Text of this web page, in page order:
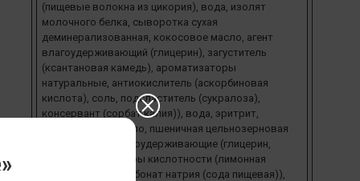
(пищевые волокна из цикория), вода, изолят
молочного белка, сыворотка сухая
деминерализованная, кокосовое масло, агент
влагоудерживающий (глицерин), загуститель
(ксантановая камедь), ароматизаторы
натуральные, антиокислитель (аскорбиновая
кислота), соль, подсластитель (сукралоза),
консервант (сорбат калия)), вода, эритрит,
растительное масло, пшеничная цельнозерновая
мука*, агенты влагоудерживающие (глицерин,
сорбит), регуляторы кислотности (лимонная
кислота, гидрокарбонат натрия (сода пищевая)),